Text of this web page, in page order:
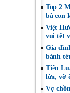
Top 2
bà con
Việt
vui tết
Gia
bánh
Tiến
lừa, vỡ
Vợ